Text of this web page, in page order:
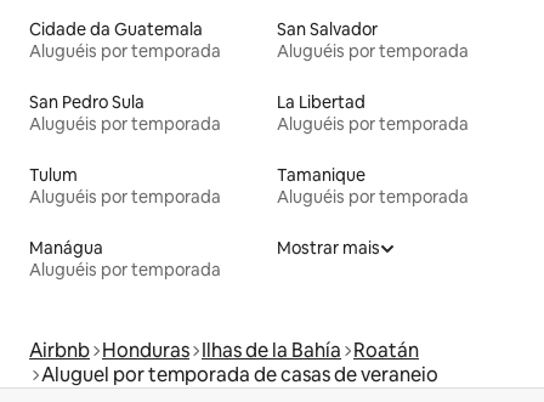
Cidade da Guatemala
Aluguéis por temporada
San Salvador
Aluguéis por temporada
San Pedro Sula
Aluguéis por temporada
La Libertad
Aluguéis por temporada
Tulum
Aluguéis por temporada
Tamanique
Aluguéis por temporada
Manágua
Aluguéis por temporada
Mostrar mais
Airbnb Honduras Ilhas de la Bahía Roatán
Aluguel por temporada de casas de veraneio